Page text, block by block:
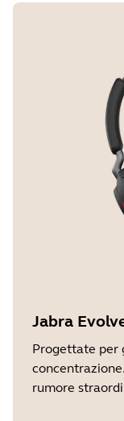
Jabra
Progettate per
rumore